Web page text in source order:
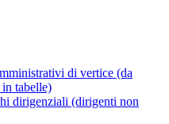
di vertice (da
tabelle)
dirigenziali (dirigenti non